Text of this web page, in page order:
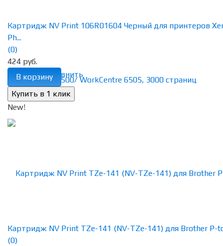
избранное сравнить
Картридж NV Print 106R01604 Черный для принтеров
Ph...
(0)
424 руб.
В корзину
New!
Картридж NV Print TZe-141 (NV-TZe-141) для Brother P-
(0)